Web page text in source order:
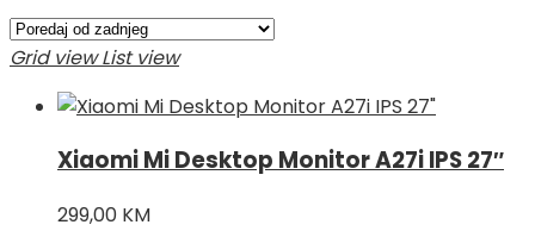
Grid view List view
Xiaomi Mi Desktop Monitor A27i IPS 27″
299,00 KM